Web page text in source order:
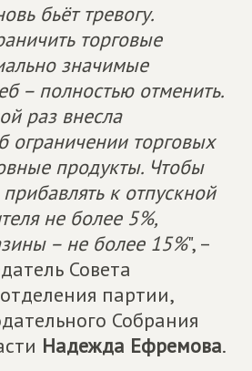
бьёт тревогу.
торговые
значимые
– полностью отменить.
раз внесла
ограничении торговых
продукты. Чтобы
к отпускной
не более 5%,
– не более 15%", –
Совета
партии,
Собрания
Надежда Ефремова.